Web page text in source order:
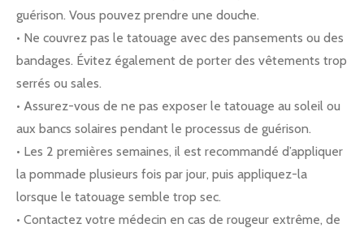
guérison. Vous pouvez prendre une douche.
• Ne couvrez pas le tatouage avec des pansements ou des
bandages. Évitez également de porter des vêtements trop
serrés ou sales.
• Assurez-vous de ne pas exposer le tatouage au soleil ou
aux bancs solaires pendant le processus de guérison.
• Les 2 premières semaines, il est recommandé d’appliquer
la pommade plusieurs fois par jour, puis appliquez-la
lorsque le tatouage semble trop sec.
• Contactez votre médecin en cas de rougeur extrême, de